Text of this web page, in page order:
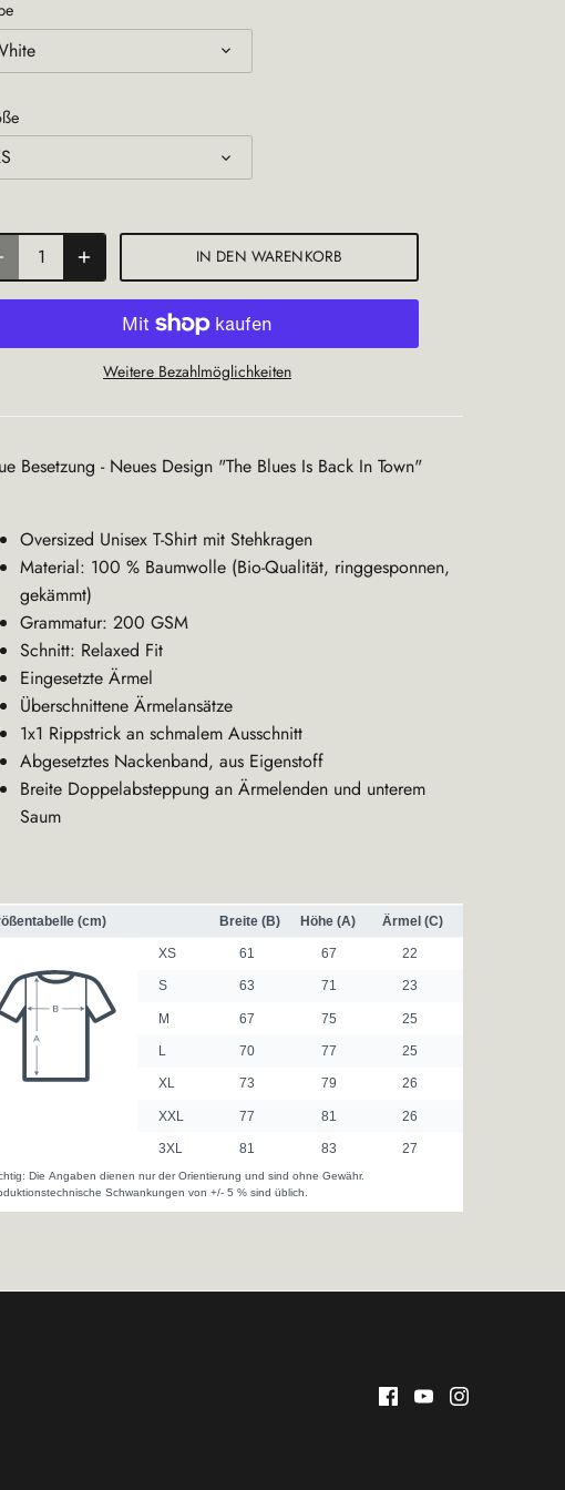
IN DEN WARENKORB
Weitere Bezahlmöglichkeiten
Besetzung - Neues Design "The Blues Is Back In Town"
Oversized Unisex T-Shirt mit Stehkragen
Material: 100 % Baumwolle (Bio-Qualität, ringgesponnen,
gekämmt)
Grammatur: 200 GSM
Schnitt: Relaxed Fit
Eingesetzte Ärmel
Überschnittene Ärmelansätze
1x1 Rippstrick an schmalem Ausschnitt
Abgesetztes Nackenband, aus Eigenstoff
Breite Doppelabsteppung an Ärmelenden und unterem
Saum